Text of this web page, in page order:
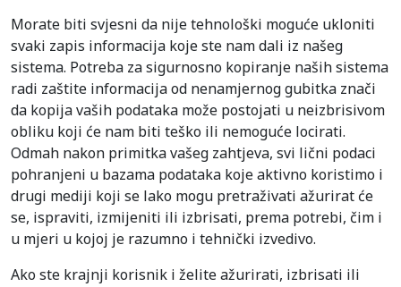
Morate biti svjesni da nije tehnološki moguće ukloniti
svaki zapis informacija koje ste nam dali iz našeg
sistema. Potreba za sigurnosno kopiranje naših sistema
radi zaštite informacija od nenamjernog gubitka znači
da kopija vaših podataka može postojati u neizbrisivom
obliku koji će nam biti teško ili nemoguće locirati.
Odmah nakon primitka vašeg zahtjeva, svi lični podaci
pohranjeni u bazama podataka koje aktivno koristimo i
drugi mediji koji se lako mogu pretraživati ažurirat će
se, ispraviti, izmijeniti ili izbrisati, prema potrebi, čim i
u mjeri u kojoj je razumno i tehnički izvedivo.
Ako ste krajnji korisnik i želite ažurirati, izbrisati ili